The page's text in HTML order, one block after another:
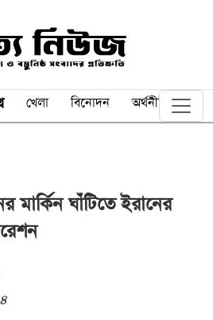
খেলা বিনোদন অর্থনীতি
মার্কিন ঘাঁটিতে ইরানের